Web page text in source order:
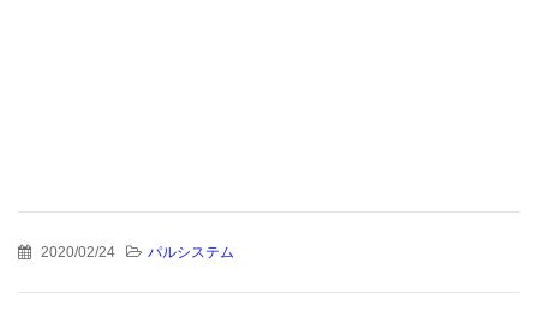
2020/02/24 パルシステム